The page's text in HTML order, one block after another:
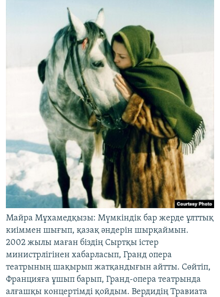
Майра Мұхамедқызы: Мүмкіндік бар жерде ұлттық
киіммен шығып, қазақ әндерін шырқаймын.
2002 жылы маған біздің Сыртқы істер
министрлігінен хабарласып, Гранд опера
театрының шақырып жатқандығын айтты. Сөйтіп,
Францияға ұшып барып, Гранд-опера театрында
алғашқы концертімді қойдым. Вердидің Травиата